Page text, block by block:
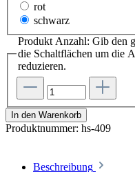
rot
schwarz
Produkt Anzahl: Gib den
die Schaltflächen um die
reduzieren.
In den Warenkorb
Produktnummer: hs-409
Beschreibung